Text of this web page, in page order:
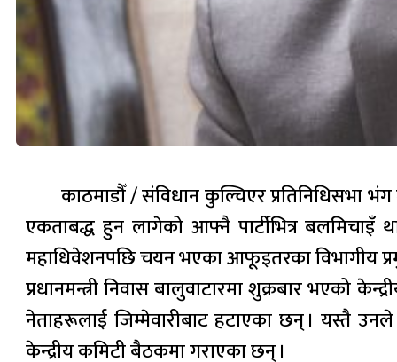
काठमाडौँ / संविधान कुल्चिएर प्रतिनिधिसभा भंग
एकताबद्ध हुन लागेको आफ्नै पार्टीभित्र
महाधिवेशनपछि चयन भएका आफूइतरका विभागीय
प्रधानमन्त्री निवास बालुवाटारमा शुक्रबार भएको
नेताहरूलाई जिम्मेवारीबाट हटाएका छन् । यस्तै
केन्द्रीय कमिटी बैठकमा गराएका छन् ।